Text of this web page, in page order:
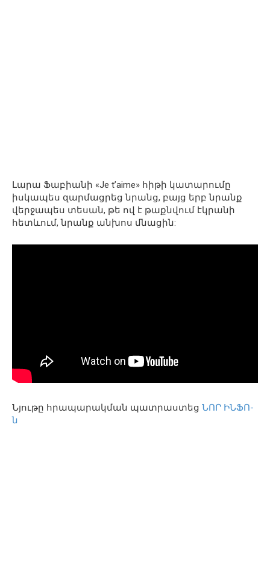
Լարա Ֆաբիանի «Je t’aime» հիթի կատարումը
իսկապես զարմացրեց նրանց, բայց երբ նրանք
վերջապես տեսան, թե ով է թաքնվում էկրանի
հետևում, նրանք անխոս մնացին:
Նյութը հրապարակման պատրաստեց ՆՈՐ ԻՆՖՈ-
ն